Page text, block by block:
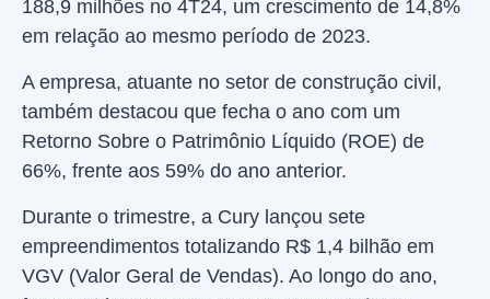
188,9 milhões no 4T24, um crescimento de 14,8%
em relação ao mesmo período de 2023.
A empresa, atuante no setor de construção civil,
também destacou que fecha o ano com um
Retorno Sobre o Patrimônio Líquido (ROE) de
66%, frente aos 59% do ano anterior.
Durante o trimestre, a Cury lançou sete
empreendimentos totalizando R$ 1,4 bilhão em
VGV (Valor Geral de Vendas). Ao longo do ano,